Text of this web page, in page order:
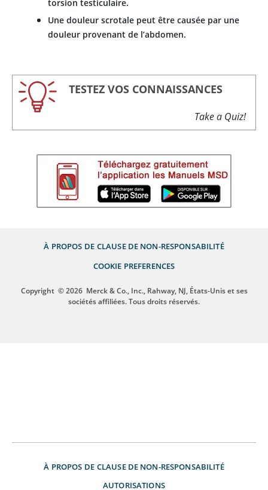
torsion testiculaire.
Une douleur scrotale peut être causée par une
douleur provenant de l’abdomen.
TESTEZ VOS CONNAISSANCES
Take a Quiz!
À PROPOS DE CLAUSE DE NON-RESPONSABILITÉ
COOKIE PREFERENCES
Copyright © 2026 Merck & Co., Inc., Rahway, NJ, États-Unis et ses
sociétés affiliées. Tous droits réservés.
À PROPOS DE CLAUSE DE NON-RESPONSABILITÉ
AUTORISATIONS